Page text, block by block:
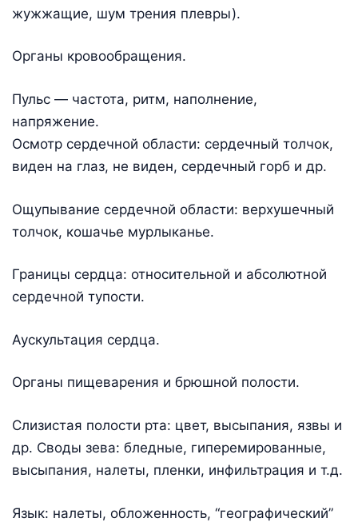
жужжащие, шум трения плевры).
Органы кровообращения.
Пульс — частота, ритм, наполнение,
напряжение.
Осмотр сердечной области: сердечный толчок,
виден на глаз, не виден, сердечный горб и др.
Ощупывание сердечной области: верхушечный
толчок, кошачье мурлыканье.
Границы сердца: относительной и абсолютной
сердечной тупости.
Аускультация сердца.
Органы пищеварения и брюшной полости.
Слизистая полости рта: цвет, высыпания, язвы и
др. Своды зева: бледные, гиперемированные,
высыпания, налеты, пленки, инфильтрация и т.д.
Язык: налеты, обложенность, “географический”